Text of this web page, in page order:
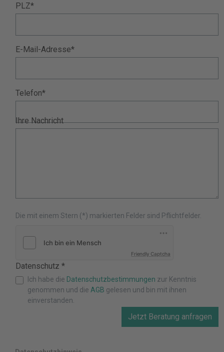
PLZ*
E-Mail-Adresse*
Telefon*
Ihre Nachricht
Die mit einem Stern (*) markierten Felder sind Pflichtfelder.
Friendly Captcha
Datenschutz *
Ich habe die Datenschutzbestimmungen zur Kenntnis
genommen und die AGB gelesen und bin mit ihnen
einverstanden.
Jetzt Beratung anfragen